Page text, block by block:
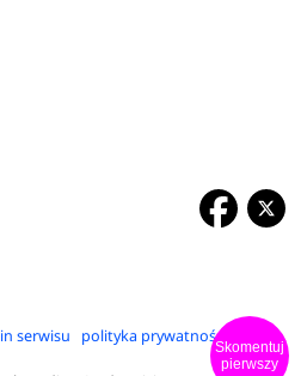
Skomentuj
pierwszy
serwisu polityka prywatności